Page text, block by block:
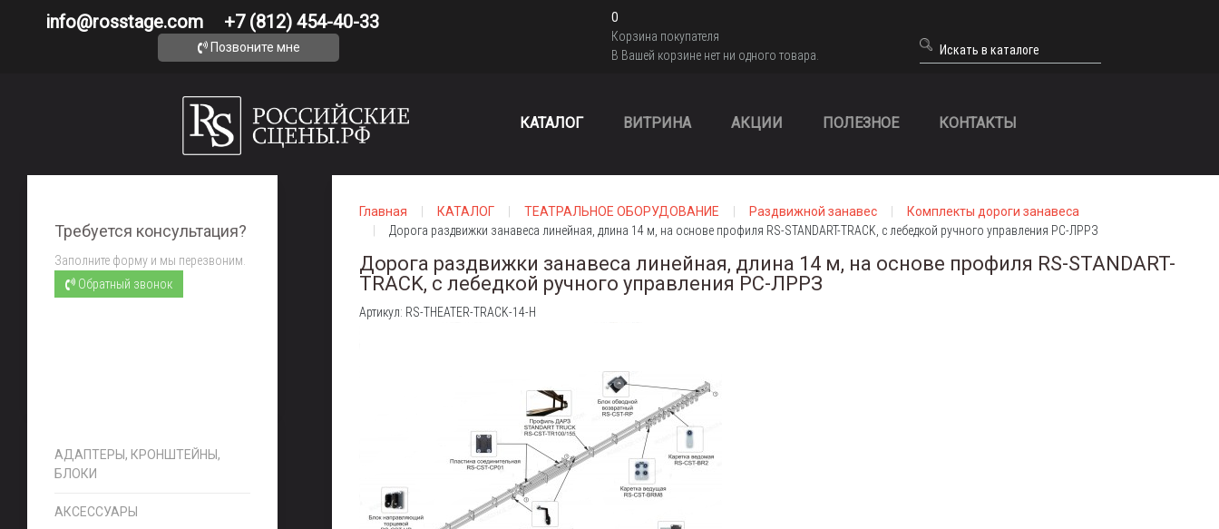
info@rosstage.com +7 (812) 454-40-33
0
Корзина покупателя
В Вашей корзине нет ни одного товара.
Позвоните мне
КАТАЛОГ ВИТРИНА АКЦИИ ПОЛЕЗНОЕ КОНТАКТЫ
Требуется консультация?
Заполните форму и мы перезвоним.
Обратный звонок
АДАПТЕРЫ, КРОНШТЕЙНЫ,
БЛОКИ
АКСЕССУАРЫ
Главная КАТАЛОГ ТЕАТРАЛЬНОЕ ОБОРУДОВАНИЕ Раздвижной занавес
Комплекты дороги занавеса
Дорога раздвижки занавеса линейная, длина 14 м, на основе профиля RS-STANDART-TRACK, с лебедкой ручного управления РС-ЛРРЗ
Дорога раздвижки занавеса линейная, длина 14 м, на основе профиля RS-STANDART-
TRACK, с лебедкой ручного управления РС-ЛРРЗ
Артикул: RS-THEATER-TRACK-14-H